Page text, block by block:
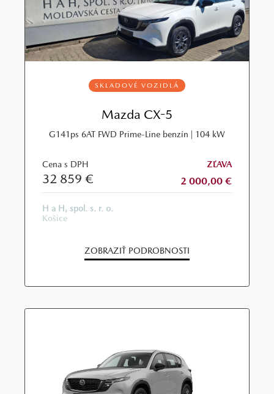
SKLADOVÉ VOZIDLÁ
Mazda CX-5
G141ps 6AT FWD Prime-Line benzín | 104 kW
Cena s DPH
32 859 €
ZĽAVA
2 000,00 €
H a H, spol. s. r. o.
Košice
ZOBRAZIŤ PODROBNOSTI